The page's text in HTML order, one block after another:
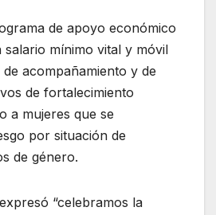
de apoyo económico
salario mínimo vital y móvil
acompañamiento y de
de fortalecimiento
a mujeres que se
por situación de
de género.
“celebramos la